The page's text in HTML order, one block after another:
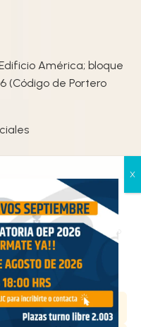
analizar el tráfico en nuestro
aceptar todas las cookies,
América; bloque
(Código de Portero
para activar